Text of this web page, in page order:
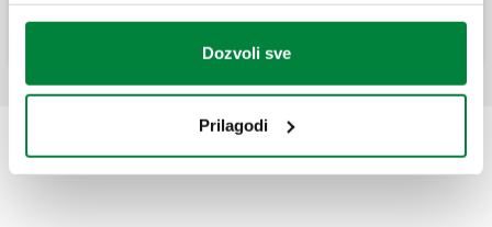
Dozvoli sve
Prilagodi
termostatske ili elektrotermičke glave.